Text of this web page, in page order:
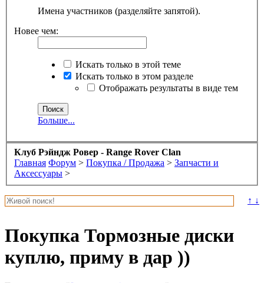
Имена участников (разделяйте запятой).
Новее чем:
Искать только в этой теме
Искать только в этом разделе
Отображать результаты в виде тем
Больше...
Клуб Рэйндж Ровер - Range Rover Clan
Главная Форум > Покупка / Продажа > Запчасти и
Аксессуары >
↑ ↓
Покупка Тормозные диски
куплю, приму в дар ))